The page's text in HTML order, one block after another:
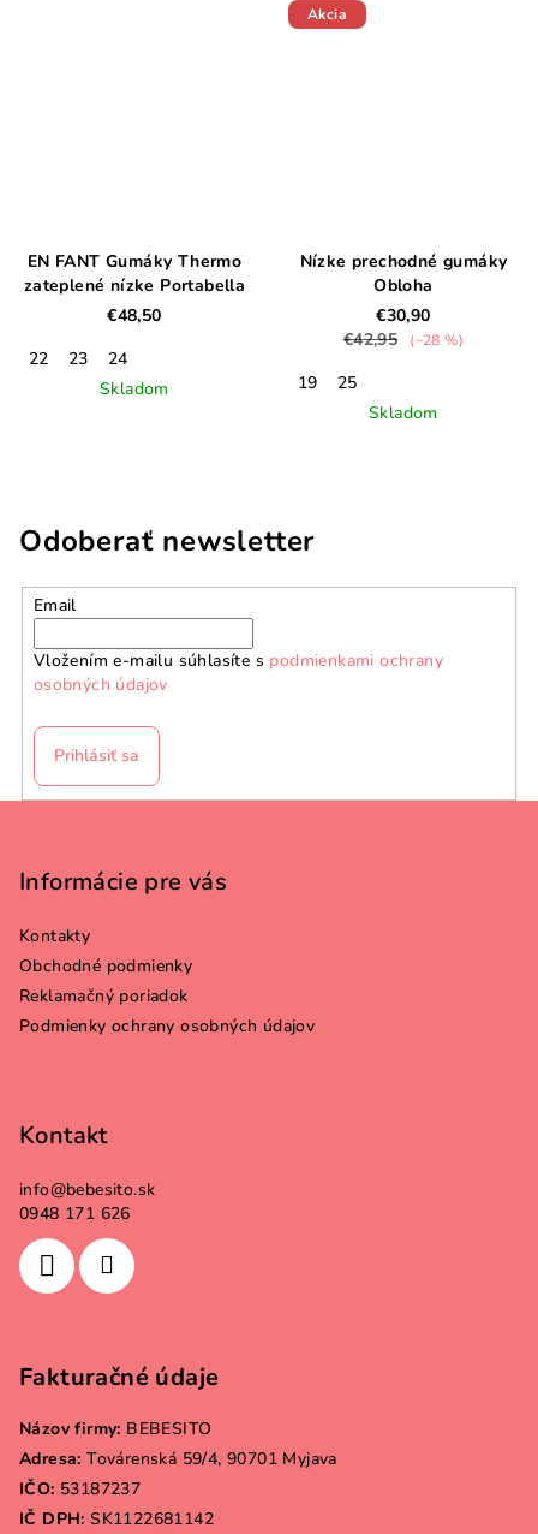
EN FANT Gumáky Thermo
zateplené nízke Portabella
€48,50
22
23
24
Skladom
Akcia
Nízke prechodné gumáky
Obloha
€30,90
€42,95
(–28 %)
19
25
Skladom
Odoberať newsletter
Email
Vložením e-mailu súhlasíte s podmienkami ochrany
osobných údajov
Prihlásiť sa
Informácie pre vás
Kontakty
Obchodné podmienky
Reklamačný poriadok
Podmienky ochrany osobných údajov
Kontakt
info@bebesito.sk
0948 171 626
Fakturačné údaje
Názov firmy: BEBESITO
Adresa: Továrenská 59/4, 90701 Myjava
IČO: 53187237
IČ DPH: SK1122681142